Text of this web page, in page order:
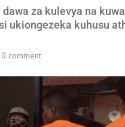
za kulevya na
ukiongezeka kuhusu
0 comment